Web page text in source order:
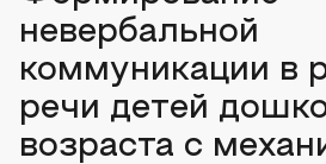
невербальной
коммуникации в
речи детей
возраста с